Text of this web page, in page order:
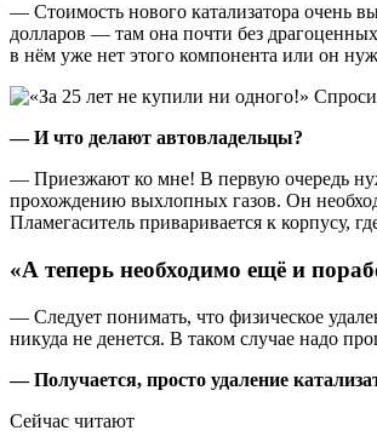
— Стоимость нового катализатора очень
долларов — там она почти без
в нём уже нет этого компонента или он
— И что делают автовладельцы?
— Приезжают ко мне! В первую очередь
прохождению выхлопных газов. Он
Пламегаситель приваривается к корпусу,
«А теперь необходимо ещё и
— Следует понимать, что физическое
никуда не денется. В таком случае надо
— Получается, просто удаление
Сейчас читают